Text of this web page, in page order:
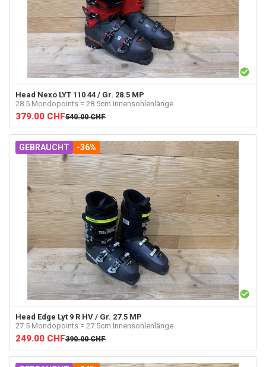
Head Nexo LYT 110 44 / Gr. 28.5 MP
28.5 Mondopoints = 28.5cm Innensohlenlänge
379.00 CHF540.00 CHF
GEBRAUCHT -36%
Head Edge Lyt 9 R HV / Gr. 27.5 MP
27.5 Mondopoints = 27.5cm Innensohlenlänge
249.00 CHF390.00 CHF